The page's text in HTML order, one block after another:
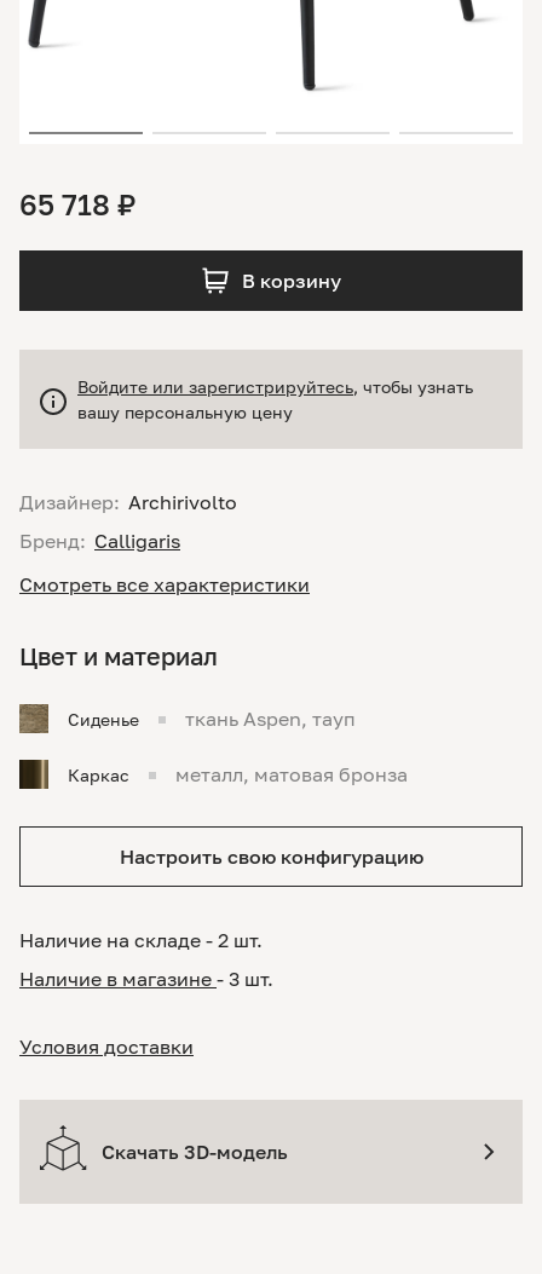
Дизайнер: Archirivolto
Бренд: Calligaris
Смотреть все характеристики
Войдите или зарегистрируйтесь, чтобы узнать
вашу персональную цену
65 718 ₽
В корзину
Цвет и материал
Сиденье ткань Aspen, тауп
Каркас металл, матовая бронза
Настроить свою конфигурацию
Наличие на складе - 2 шт.
Наличие в магазине - 3 шт.
Условия доставки
Скачать 3D-модель